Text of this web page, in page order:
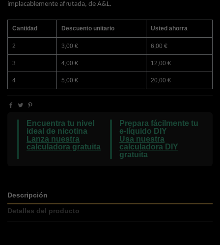
implacablemente afrutada, de A&L.
Cantidad Descuento unitario Usted ahorra
2 3,00 € 6,00 €
3 4,00 € 12,00 €
4 5,00 € 20,00 €
Encuentra tu nivel
ideal de nicotina
Lanza nuestra
calculadora gratuita
Prepara fácilmente tu
e-líquido DIY
Usa nuestra
calculadora DIY
gratuita
Descripción
Detalles del producto